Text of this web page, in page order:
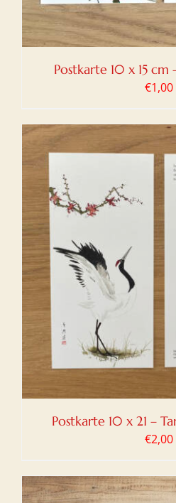
Postkarte 10 x 15 cm
€1,00
Postkarte 10 x 21 –
€2,00